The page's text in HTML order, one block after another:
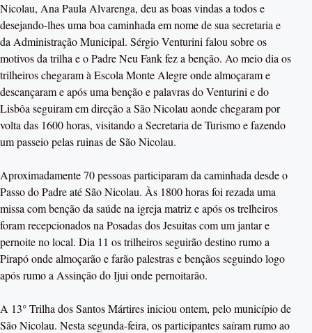
Nicolau, Ana Paula Alvarenga, deu as boas vindas a todos e
desejando-lhes uma boa caminhada em nome de sua secretaria e
da Administração Municipal. Sérgio Venturini falou sobre os
motivos da trilha e o Padre Neu Fank fez a benção. Ao meio dia os
trilheiros chegaram à Escola Monte Alegre onde almoçaram e
descançaram e após uma benção e palavras do Venturini e do
Lisbôa seguiram em direção a São Nicolau aonde chegaram por
volta das 1600 horas, visitando a Secretaria de Turismo e fazendo
um passeio pelas ruinas de São Nicolau.
Aproximadamente 70 pessoas participaram da caminhada desde o
Passo do Padre até São Nicolau. Às 1800 horas foi rezada uma
missa com benção da saúde na igreja matriz e após os trelheiros
foram recepcionados na Posadas dos Jesuitas com um jantar e
pernoite no local. Dia 11 os trilheiros seguirão destino rumo a
Pirapó onde almoçarão e farão palestras e bençãos seguindo logo
após rumo a Assinção do Ijui onde pernoitarão.
A 13° Trilha dos Santos Mártires iniciou ontem, pelo município de
São Nicolau. Nesta segunda-feira, os participantes saíram rumo ao